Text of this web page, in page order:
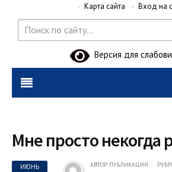
Карта сайта
Вход на
Версия для
Мне просто некогда
ИЮНЬ АВТОР ПУБЛИКАЦИИ